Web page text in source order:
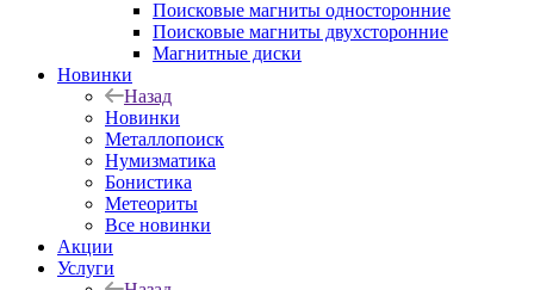
Поисковые магниты односторонние
Поисковые магниты двухсторонние
Магнитные диски
Новинки
Назад
Новинки
Металлопоиск
Нумизматика
Бонистика
Метеориты
Все новинки
Акции
Услуги